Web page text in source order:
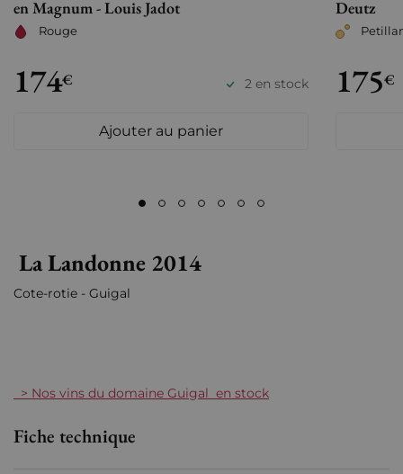
en Magnum - Louis Jadot
Rouge
174€ 2 en stock
Ajouter au panier
Deutz
175€
La Landonne 2014
Cote-rotie - Guigal
> Nos vins du domaine Guigal en stock
Fiche technique